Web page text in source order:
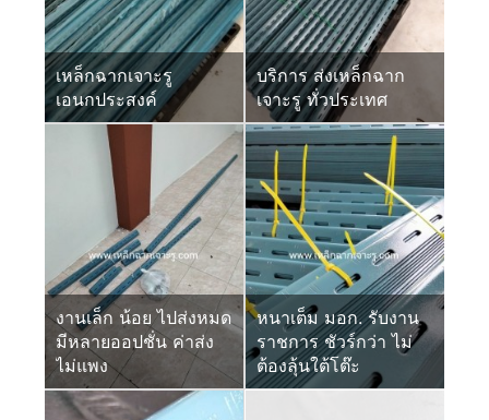
เหล็กฉากเจาะรู
เอนกประสงค์
บริการ ส่งเหล็กฉาก
เจาะรู ทั่วประเทศ
งานเล็ก น้อย ไปส่งหมด
มีหลายออปชั่น ค่าส่ง
ไม่แพง
หนาเต็ม มอก. รับงาน
ราชการ ชัวร์กว่า ไม่
ต้องลุ้นใต้โต๊ะ